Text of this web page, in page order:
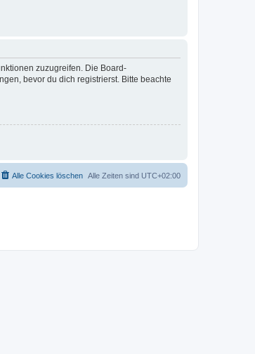
zuzugreifen. Die Board-
bevor du dich registrierst. Bitte beachte
Alle Zeiten sind UTC+02:00
Alle Cookies löschen